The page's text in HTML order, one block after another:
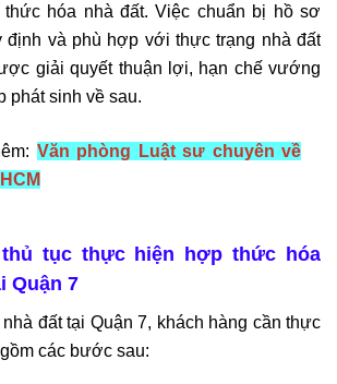
hóa nhà đất. Việc chuẩn bị hồ sơ
định và phù hợp với thực trạng nhà đất
giải quyết thuận lợi, hạn chế vướng
phát sinh về sau.
Văn phòng Luật sư chuyên về
tục thực hiện hợp thức hóa
Quận 7
đất tại Quận 7, khách hàng cần thực
các bước sau: